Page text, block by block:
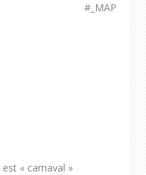
#_MAP
« carnaval »